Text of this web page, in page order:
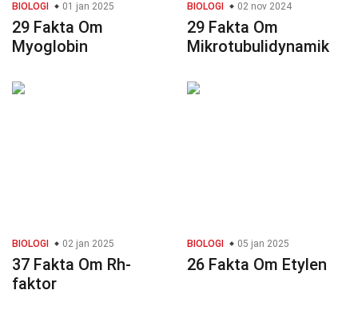
BIOLOGI 01 jan 2025
29 Fakta Om
Myoglobin
BIOLOGI 02 nov 2024
29 Fakta Om
Mikrotubulidynamik
BIOLOGI 02 jan 2025
37 Fakta Om Rh-
faktor
BIOLOGI 05 jan 2025
26 Fakta Om Etylen